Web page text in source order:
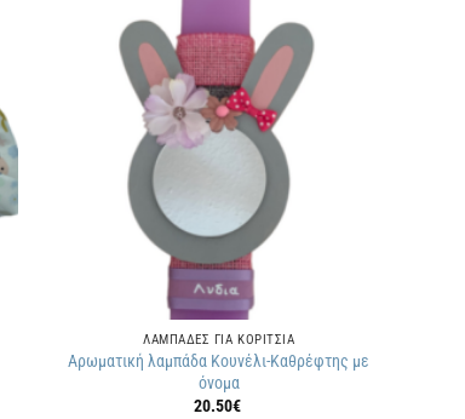
ΛΑΜΠΑΔΕΣ ΓΙΑ ΚΟΡΙΤΣΙΑ
Αρωματική λαμπάδα Κουνέλι-Καθρέφτης με
όνομα
20.50€